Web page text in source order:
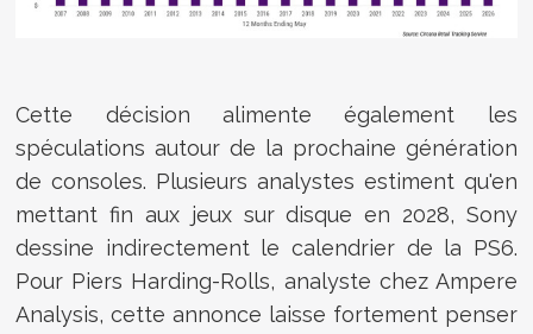
Cette décision alimente également les
spéculations autour de la prochaine génération
de consoles. Plusieurs analystes estiment qu'en
mettant fin aux jeux sur disque en 2028, Sony
dessine indirectement le calendrier de la PS6.
Pour Piers Harding-Rolls, analyste chez Ampere
Analysis, cette annonce laisse fortement penser